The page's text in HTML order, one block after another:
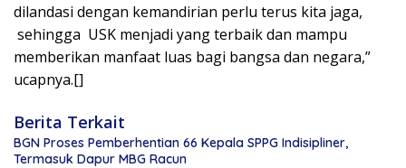
dilandasi dengan kemandirian perlu terus kita jaga,
sehingga USK menjadi yang terbaik dan mampu
memberikan manfaat luas bagi bangsa dan negara,”
ucapnya.[]
Berita Terkait
BGN Proses Pemberhentian 66 Kepala SPPG Indisipliner,
Termasuk Dapur MBG Racun